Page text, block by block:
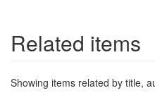
Related items
Showing items related by title,